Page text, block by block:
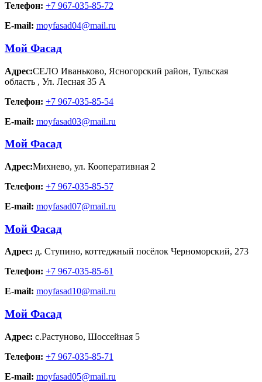
Телефон: +7 967-035-85-72
E-mail: moyfasad04@mail.ru
Мой Фасад
Адрес:СЕЛО Иваньково, Ясногорский район, Тульская
область , Ул. Лесная 35 А
Телефон: +7 967-035-85-54
E-mail: moyfasad03@mail.ru
Мой Фасад
Адрес:Михнево, ул. Кооперативная 2
Телефон: +7 967-035-85-57
E-mail: moyfasad07@mail.ru
Мой Фасад
Адрес: д. Ступино, коттеджный посёлок Черноморский, 273
Телефон: +7 967-035-85-61
E-mail: moyfasad10@mail.ru
Мой Фасад
Адрес: с.Растуново, Шоссейная 5
Телефон: +7 967-035-85-71
E-mail: moyfasad05@mail.ru